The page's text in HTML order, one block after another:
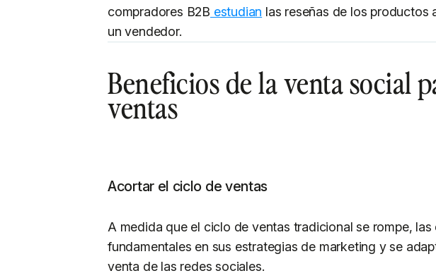
compradores B2B estudian las reseñas de los productos
un vendedor.
Beneficios de la venta social
ventas
Acortar el ciclo de ventas
A medida que el ciclo de ventas tradicional se rompe, las
fundamentales en sus estrategias de marketing y se
venta de las redes sociales.